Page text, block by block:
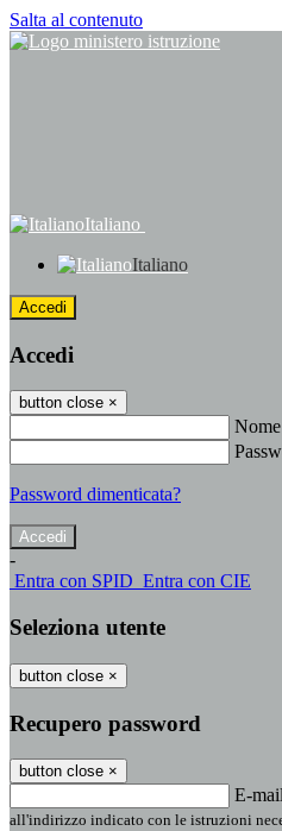
Salta al contenuto
Italiano
Italiano
Accedi
Accedi
button close ×
Password dimenticata?
-
Entra con SPID Entra con CIE
Seleziona utente
button close ×
Recupero password
button close ×
E-mail
all'indirizzo indicato con le istruzioni